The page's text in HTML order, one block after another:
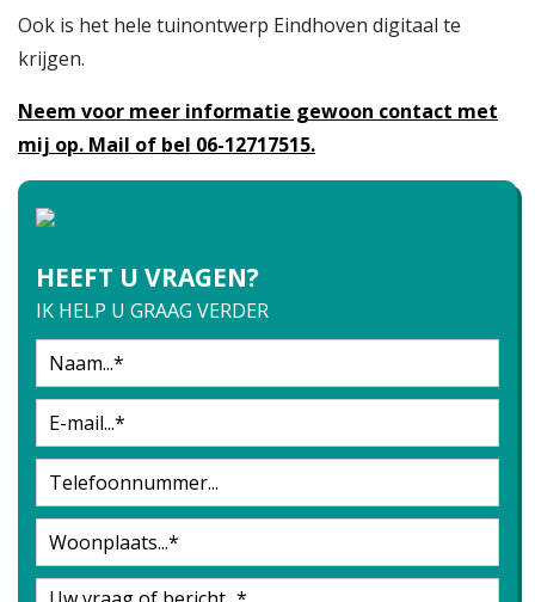
Ook is het hele tuinontwerp Eindhoven digitaal te
krijgen.
Neem voor meer informatie gewoon contact met
mij op. Mail of bel 06-12717515.
HEEFT U VRAGEN?
IK HELP U GRAAG VERDER